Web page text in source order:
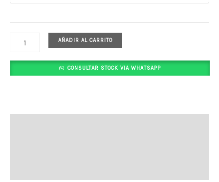
AÑADIR AL CARRITO
CONSULTAR STOCK VIA WHATSAPP